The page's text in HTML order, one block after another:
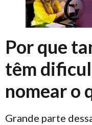
Por que
têm
nomear o
Grande parte